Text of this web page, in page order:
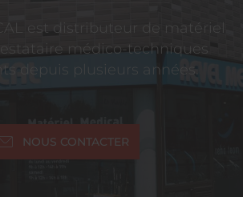
est distributeur de matériel
médico-techniques
depuis plusieurs années.
NOUS CONTACTER